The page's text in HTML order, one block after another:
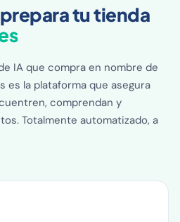
tu tienda
IA que compra en nombre de
es la plataforma que asegura
comprendan y
Totalmente automatizado, a